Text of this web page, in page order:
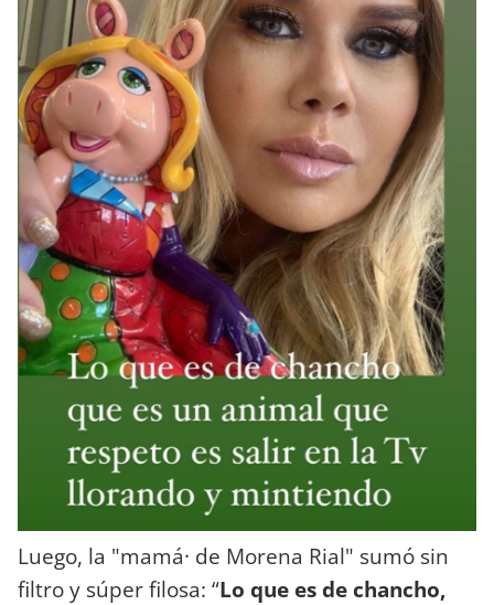
Luego, la "mamá· de Morena Rial" sumó sin
filtro y súper filosa: “Lo que es de chancho,